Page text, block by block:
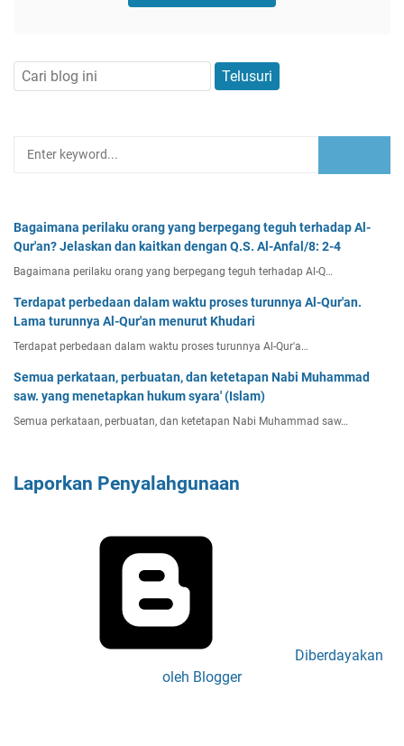
Bagaimana perilaku orang yang berpegang teguh terhadap Al-
Qur'an? Jelaskan dan kaitkan dengan Q.S. Al-Anfal/8: 2-4
Bagaimana perilaku orang yang berpegang teguh terhadap Al-Q…
Terdapat perbedaan dalam waktu proses turunnya Al-Qur'an.
Lama turunnya Al-Qur'an menurut Khudari
Terdapat perbedaan dalam waktu proses turunnya Al-Qur'a…
Semua perkataan, perbuatan, dan ketetapan Nabi Muhammad
saw. yang menetapkan hukum syara' (Islam)
Semua perkataan, perbuatan, dan ketetapan Nabi Muhammad saw…
Laporkan Penyalahgunaan
Diberdayakan
oleh Blogger